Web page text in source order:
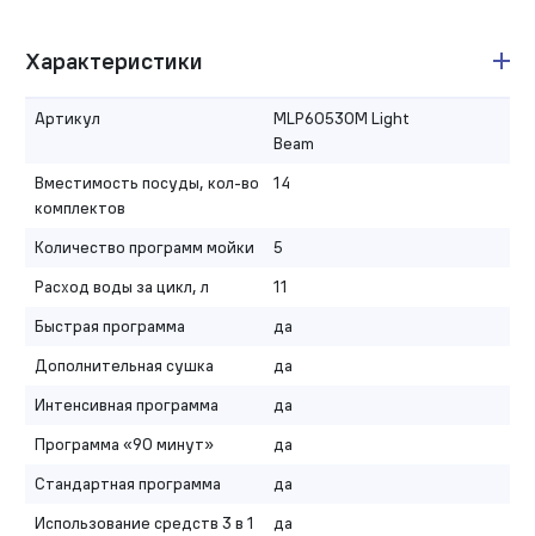
Характеристики
Артикул
MLP60530M Light
Beam
Вместимость посуды, кол-во
комплектов
14
Количество программ мойки
5
Расход воды за цикл, л
11
Быстрая программа
да
Дополнительная сушка
да
Интенсивная программа
да
Программа «90 минут»
да
Стандартная программа
да
Использование средств 3 в 1
да